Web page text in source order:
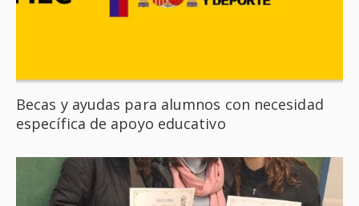
Becas y ayudas para alumnos con necesidad
específica de apoyo educativo